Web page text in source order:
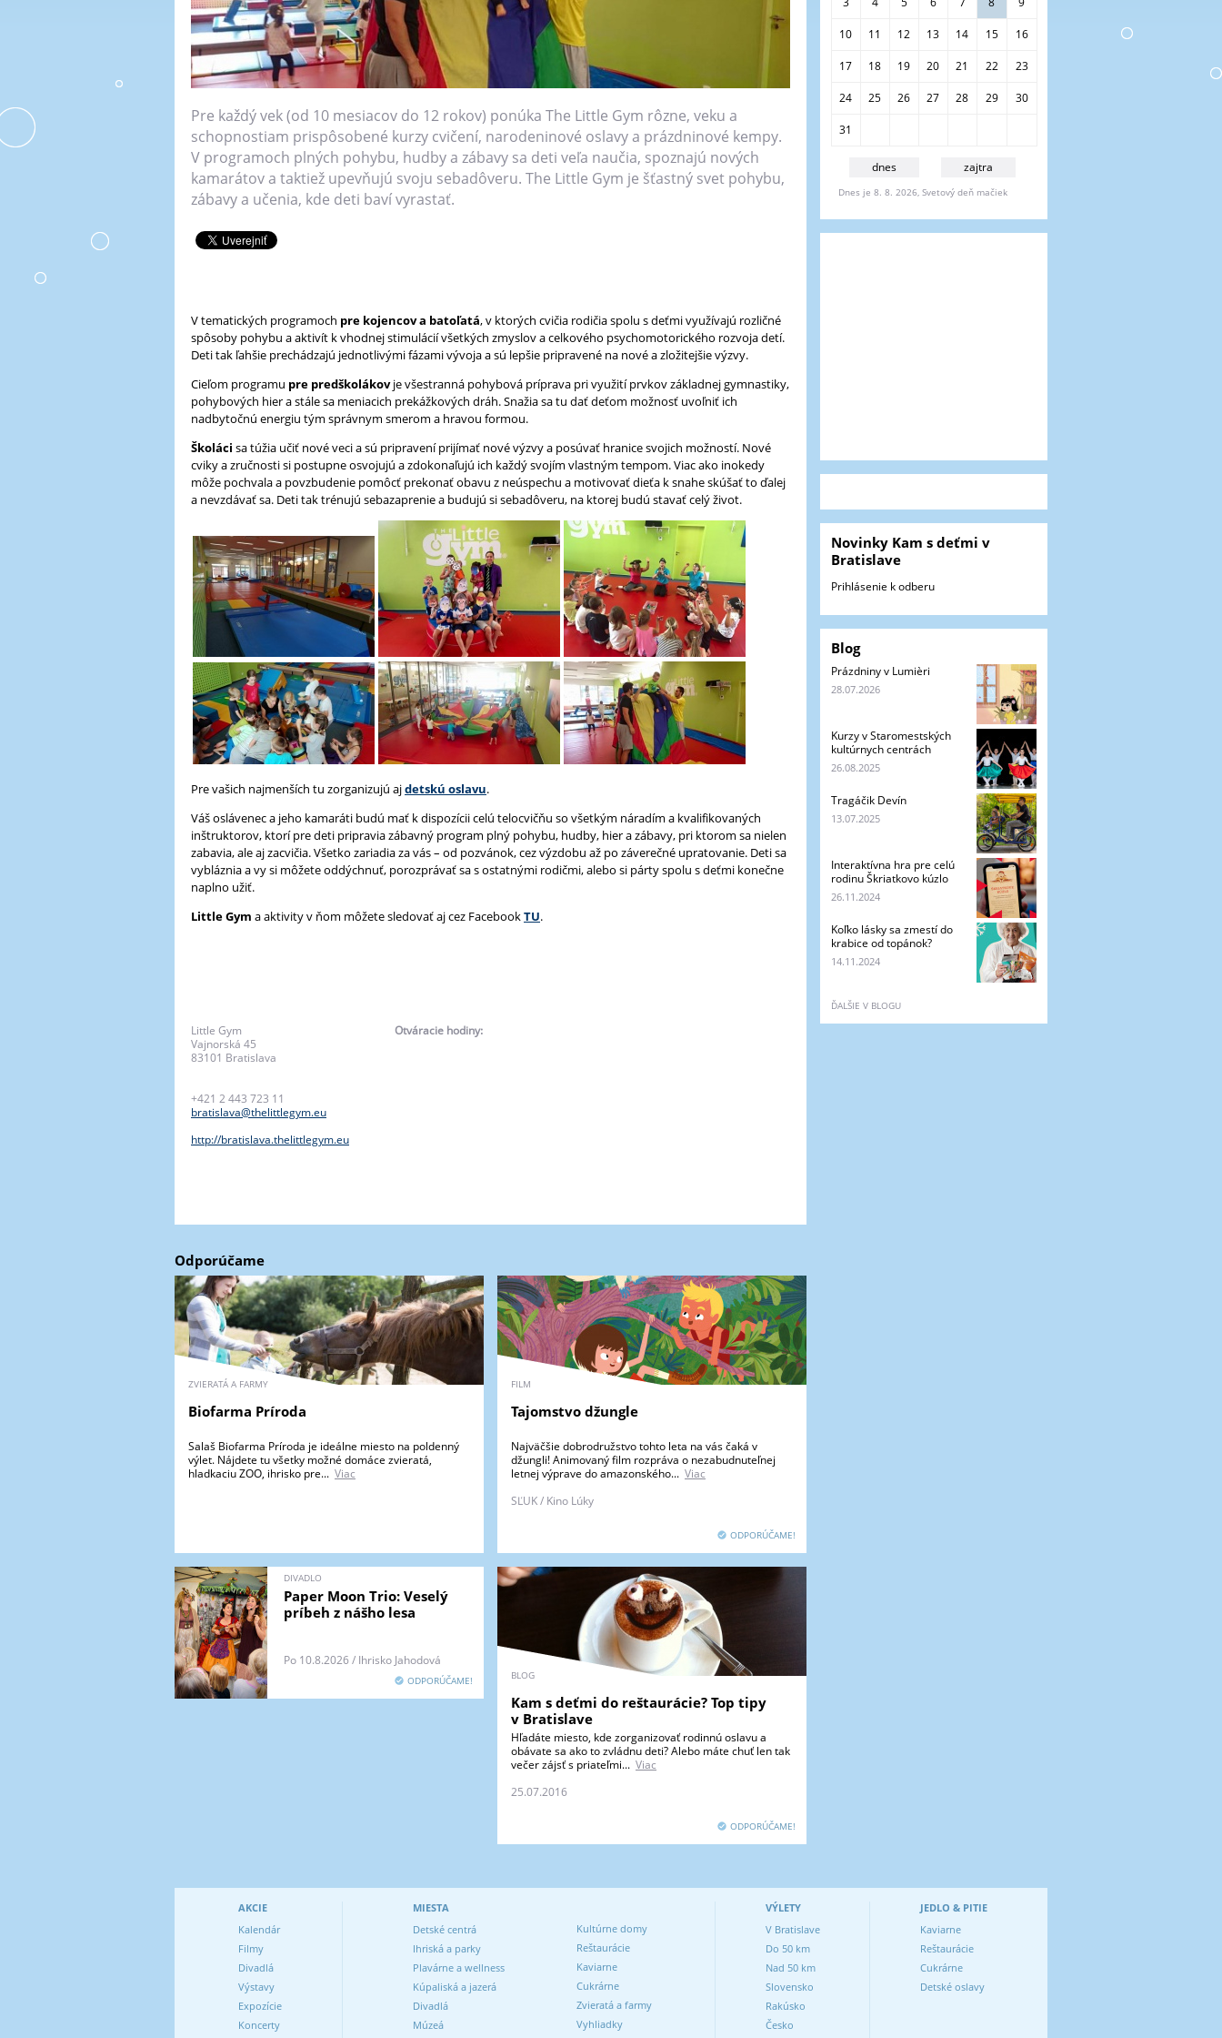
Pre každý vek (od 10 mesiacov do 12 rokov) ponúka The Little Gym rôzne, veku a
schopnostiam prispôsobené kurzy cvičení, narodeninové oslavy a prázdninové kempy.
V programoch plných pohybu, hudby a zábavy sa deti veľa naučia, spoznajú nových
kamarátov a taktiež upevňujú svoju sebadôveru. The Little Gym je šťastný svet pohybu,
zábavy a učenia, kde deti baví vyrastať.
V tematických programoch pre kojencov a batoľatá, v ktorých cvičia rodičia spolu s deťmi využívajú rozličné
spôsoby pohybu a aktivít k vhodnej stimulácií všetkých zmyslov a celkového psychomotorického rozvoja detí.
Deti tak ľahšie prechádzajú jednotlivými fázami vývoja a sú lepšie pripravené na nové a zložitejšie výzvy.
Cieľom programu pre predškolákovje všestranná pohybová príprava pri využití prvkov základnej gymnastiky,
pohybových hier a stále sa meniacich prekážkových dráh. Snažia sa tu dať deťom možnosť uvoľniť ich
nadbytočnú energiu tým správnym smerom a hravou formou.
Školáci sa túžia učiť nové veci a sú pripravení prijímať nové výzvy a posúvať hranice svojich možností. Nové
cviky a zručnosti si postupne osvojujú a zdokonaľujú ich každý svojím vlastným tempom. Viac ako inokedy
môže pochvala a povzbudenie pomôcť prekonať obavu z neúspechu a motivovať dieťa k snahe skúšať to ďalej
a nevzdávať sa. Deti tak trénujú sebazaprenie a budujú si sebadôveru, na ktorej budú stavať celý život.
Pre vašich najmenších tu zorganizujú ajdetskú oslavu.
Váš oslávenec a jeho kamaráti budú mať k dispozícii celú telocvičňu so všetkým náradím a kvalifikovaných
inštruktorov, ktorí pre deti pripravia zábavný program plný pohybu, hudby, hier a zábavy, pri ktorom sa nielen
zabavia, ale aj zacvičia. Všetko zariadia za vás – od pozvánok, cez výzdobu až po záverečné upratovanie. Deti sa
vybláznia a vy si môžete oddýchnuť, porozprávať sa s ostatnými rodičmi, alebo si párty spolu s deťmi konečne
naplno užiť.
Little Gym a aktivity v ňom môžete sledovať aj cez FacebookTU.
Little Gym
Vajnorská 45
83101 Bratislava
+421 2 443 723 11
bratislava@thelittlegym.eu
http://bratislava.thelittlegym.eu
Otváracie hodiny:
Odporúčame
ZVIERATÁ A FARMY
Biofarma Príroda
Salaš Biofarma Príroda je ideálne miesto na poldenný
výlet. Nájdete tu všetky možné domáce zvieratá,
hladkaciu ZOO, ihrisko pre... Viac
FILM
Tajomstvo džungle
Najväčšie dobrodružstvo tohto leta na vás čaká v
džungli! Animovaný film rozpráva o nezabudnuteľnej
letnej výprave do amazonského... Viac
SĽUK / Kino Lúky
ODPORÚČAME!
DIVADLO
Paper Moon Trio: Veselý
príbeh z nášho lesa
Po 10.8.2026 / Ihrisko Jahodová
ODPORÚČAME! BLOG
Kam s deťmi do reštaurácie? Top tipy
v Bratislave
Hľadáte miesto, kde zorganizovať rodinnú oslavu a
obávate sa ako to zvládnu deti? Alebo máte chuť len tak
večer zájsť s priateľmi... Viac
25.07.2016
ODPORÚČAME!
10 11 12 13 14 15 16
17 18 19 20 21 22 23
24 25 26 27 28 29 30
31
dnes zajtra
Dnes je 8. 8. 2026, Svetový deň mačiek
Novinky Kam s deťmi v
Bratislave
Prihlásenie k odberu
Blog
Prázdniny v Lumièri
28.07.2026
Kurzy v Staromestských
kultúrnych centrách
26.08.2025
Tragáčik Devín
13.07.2025
Interaktívna hra pre celú
rodinu Škriatkovo kúzlo
26.11.2024
Koľko lásky sa zmestí do
krabice od topánok?
14.11.2024
ĎALŠIE V BLOGU
AKCIE
Kalendár
Filmy
Divadlá
Výstavy
Expozície
Koncerty
MIESTA
Detské centrá
Ihriská a parky
Plavárne a wellness
Kúpaliská a jazerá
Divadlá
Múzeá
Kultúrne domy
Reštaurácie
Kaviarne
Cukrárne
Zvieratá a farmy
Vyhliadky
VÝLETY
V Bratislave
Do 50 km
Nad 50 km
Slovensko
Rakúsko
Česko
JEDLO & PITIE
Kaviarne
Reštaurácie
Cukrárne
Detské oslavy